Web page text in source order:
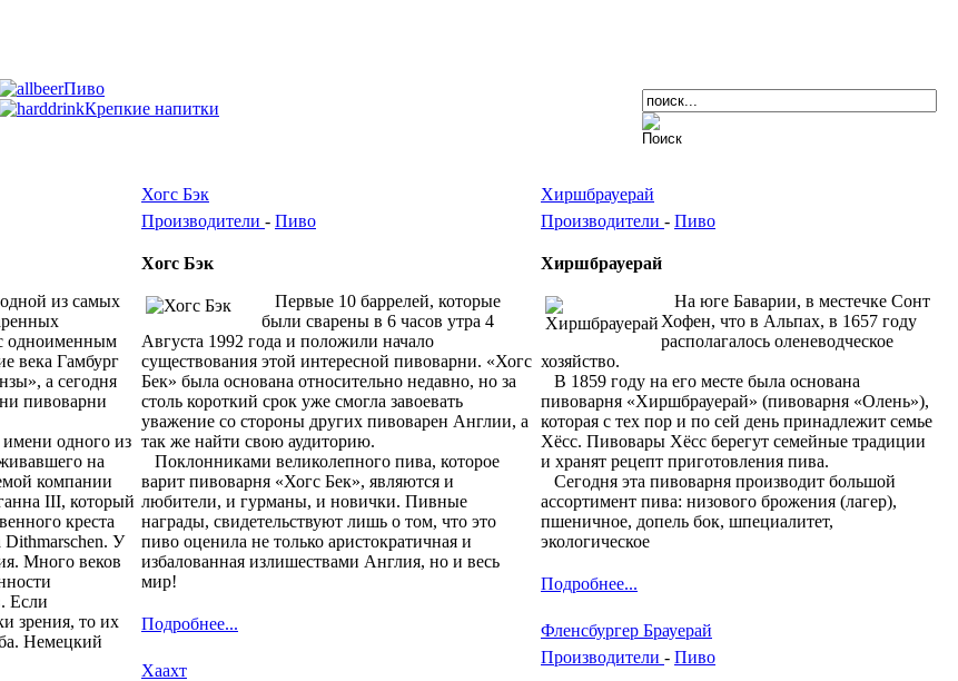
Пиво
Крепкие напитки
из самых
одноименным
века Гамбург
а сегодня
пивоварни
одного из
на
компании
ІІІ, который
креста
Dithmarschen. У
Много веков
Если
зрения, то их
Немецкий
Хогс Бэк
Производители - Пиво
Хогс Бэк
Первые 10 баррелей, которые
были сварены в 6 часов утра 4
Августа 1992 года и положили начало
существования этой интересной пивоварни. «Хогс
Бек» была основана относительно недавно, но за
столь короткий срок уже смогла завоевать
уважение со стороны других пивоварен Англии, а
так же найти свою аудиторию.
Поклонниками великолепного пива, которое
варит пивоварня «Хогс Бек», являются и
любители, и гурманы, и новички. Пивные
награды, свидетельствуют лишь о том, что это
пиво оценила не только аристократичная и
избалованная излишествами Англия, но и весь
мир!
Подробнее...
Хаахт
Хиршбрауерай
Производители - Пиво
Хиршбрауерай
На юге Баварии, в местечке Сонт
Хофен, что в Альпах, в 1657 году
располагалось оленеводческое
хозяйство.
В 1859 году на его месте была основана
пивоварня «Хиршбрауерай» (пивоварня «Олень»),
которая с тех пор и по сей день принадлежит семье
Хёсс. Пивовары Хёсс берегут семейные традиции
и хранят рецепт приготовления пива.
Сегодня эта пивоварня производит большой
ассортимент пива: низового брожения (лагер),
пшеничное, допель бок, шпециалитет,
экологическое
Подробнее...
Фленсбургер Брауерай
Производители - Пиво